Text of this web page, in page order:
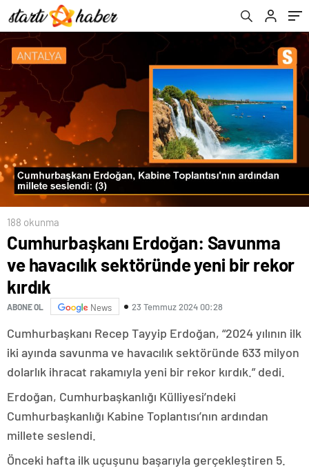
188 okunma
Cumhurbaşkanı Erdoğan: Savunma
ve havacılık sektöründe yeni bir rekor
kırdık
ABONE OL News 23 Temmuz 2024 00:28
Cumhurbaşkanı Recep Tayyip Erdoğan, “2024 yılının ilk
iki ayında savunma ve havacılık sektöründe 633 milyon
dolarlık ihracat rakamıyla yeni bir rekor kırdık.” dedi.
Erdoğan, Cumhurbaşkanlığı Külliyesi’ndeki
Cumhurbaşkanlığı Kabine Toplantısı’nın ardından
millete seslendi.
Önceki hafta ilk uçuşunu başarıyla gerçekleştiren 5.